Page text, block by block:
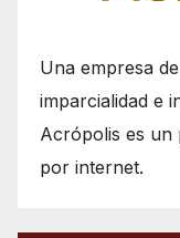
Una empresa
imparcialidad e
Acrópolis es un
por internet.